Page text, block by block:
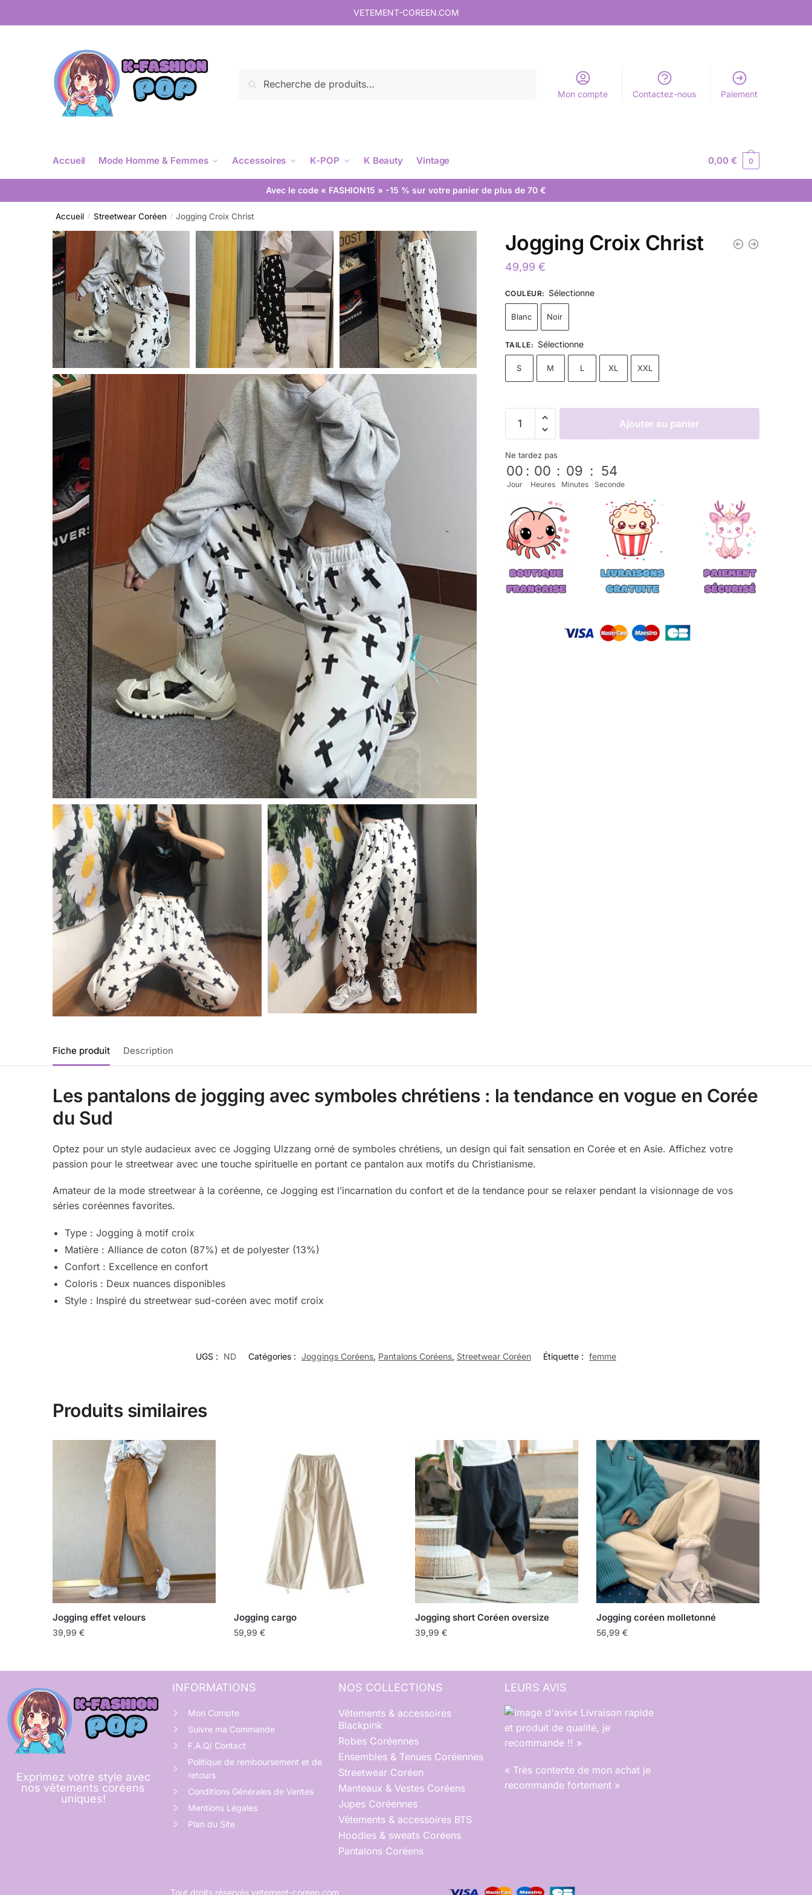
VETEMENT-COREEN.COM
Recherche
Mon compte Contactez-nous Paiement
Accueil Mode Homme & Femmes Accessoires K-POP K Beauty Vintage 0,00€ 0
Avec le code « FASHION15 » -15 % sur votre panier de plus de 70 €
Accueil / Streetwear Coréen / Jogging Croix Christ
Jogging Croix Christ
49,99 €
COULEUR: Sélectionne
Blanc Noir
TAILLE: Sélectionne
S M L XL XXL
Ajouter au panier
Ne tardez pas
00
Jour
: 00
Heures
: 09
Minutes
: 53
Seconde
Fiche produit Description
Les pantalons de jogging avec symboles chrétiens : la tendance en vogue en Corée
du Sud
Optez pour un style audacieux avec ce Jogging Ulzzang orné de symboles chrétiens, un design qui fait sensation en Corée et en Asie. Affichez votre
passion pour le streetwear avec une touche spirituelle en portant ce pantalon aux motifs du Christianisme.
Amateur de la mode streetwear à la coréenne, ce Jogging est l’incarnation du confort et de la tendance pour se relaxer pendant la visionnage de vos
séries coréennes favorites.
Type : Jogging à motif croix
Matière : Alliance de coton (87%) et de polyester (13%)
Confort : Excellence en confort
Coloris : Deux nuances disponibles
Style : Inspiré du streetwear sud-coréen avec motif croix
UGS : ND Catégories : Joggings Coréens, Pantalons Coréens, Streetwear Coréen Étiquette : femme
Produits similaires
Jogging effet velours
39,99€
Jogging cargo
59,99 €
Jogging short Coréen oversize
39,99 €
Jogging coréen molletonné
56,99 €
Exprimez votre style avec
nos vêtements coréens
uniques!
INFORMATIONS
Mon Compte
Suivre ma Commande
F.A.Q/ Contact
Politique de remboursement et de
retours
Conditions Générales de Ventes
Mentions Légales
Plan du Site
NOS COLLECTIONS
Vêtements & accessoires
Blackpink
Robes Coréennes
Ensembles & Tenues Coréennes
Streetwear Coréen
Manteaux & Vestes Coréens
Jupes Coréennes
Vêtements & accessoires BTS
Hoodies & sweats Coréens
Pantalons Coréens
LEURS AVIS
« Livraison rapide
et produit de qualité, je
recommande !! »
« Très contente de mon achat je
recommande fortement »
Tout droits réservés vetement-coreen.com